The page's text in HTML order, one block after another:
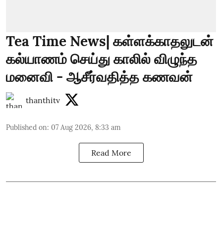
Tea Time News| கள்ளக்காதலுடன்
கல்யாணம் செய்து காலில் விழுந்த
மனைவி - ஆசீர்வதித்த கணவன்
thanthitv
Published on: 07 Aug 2026, 8:33 am
Read More